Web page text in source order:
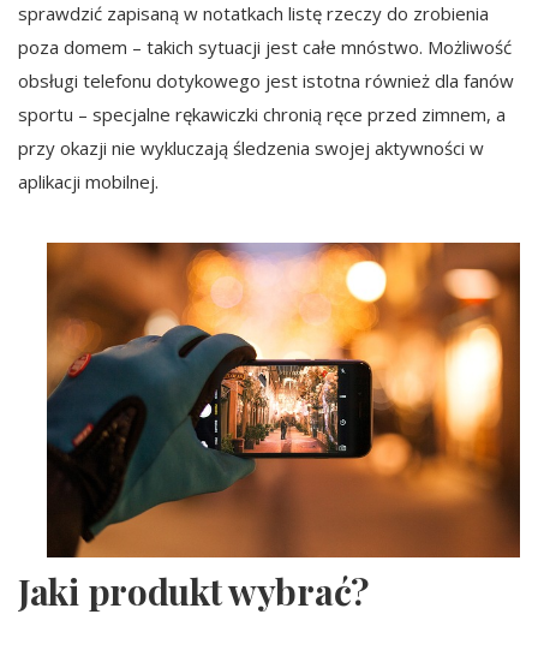
sprawdzić zapisaną w notatkach listę rzeczy do zrobienia
poza domem – takich sytuacji jest całe mnóstwo. Możliwość
obsługi telefonu dotykowego jest istotna również dla fanów
sportu – specjalne rękawiczki chronią ręce przed zimnem, a
przy okazji nie wykluczają śledzenia swojej aktywności w
aplikacji mobilnej.
Jaki produkt wybrać?